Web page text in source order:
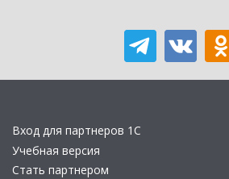
Вход для партнеров 1С
Учебная версия
Стать партнером